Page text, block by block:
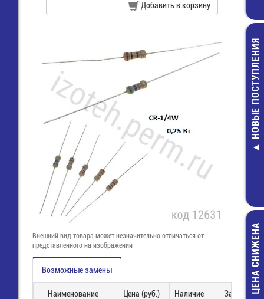
Разъем на
2х13 (м)
16,00 руб.
НОВЫЕ ПОСТУПЛЕНИЯ
ЦЕНА СНИЖЕНА
Добавить в корзину
Внешний вид товара может незначительно отличаться от
представленного на изображении
Возможные замены
Наименование Цена (руб.) Наличие Заказ